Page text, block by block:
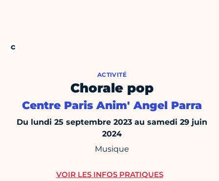
ACTIVITÉ
Chorale pop
Centre Paris Anim' Angel Parra
Du lundi 25 septembre 2023 au samedi 29 juin
2024
Musique
VOIR LES INFOS PRATIQUES